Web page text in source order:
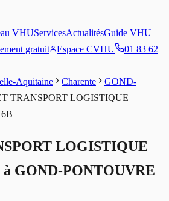
VHUServicesActualitésGuide VHU
gratuit Espace CVHU
01 83 62
Aquitaine Charente
GOND-
TRANSPORT LOGISTIQUE
LOGISTIQUE
GOND-PONTOUVRE